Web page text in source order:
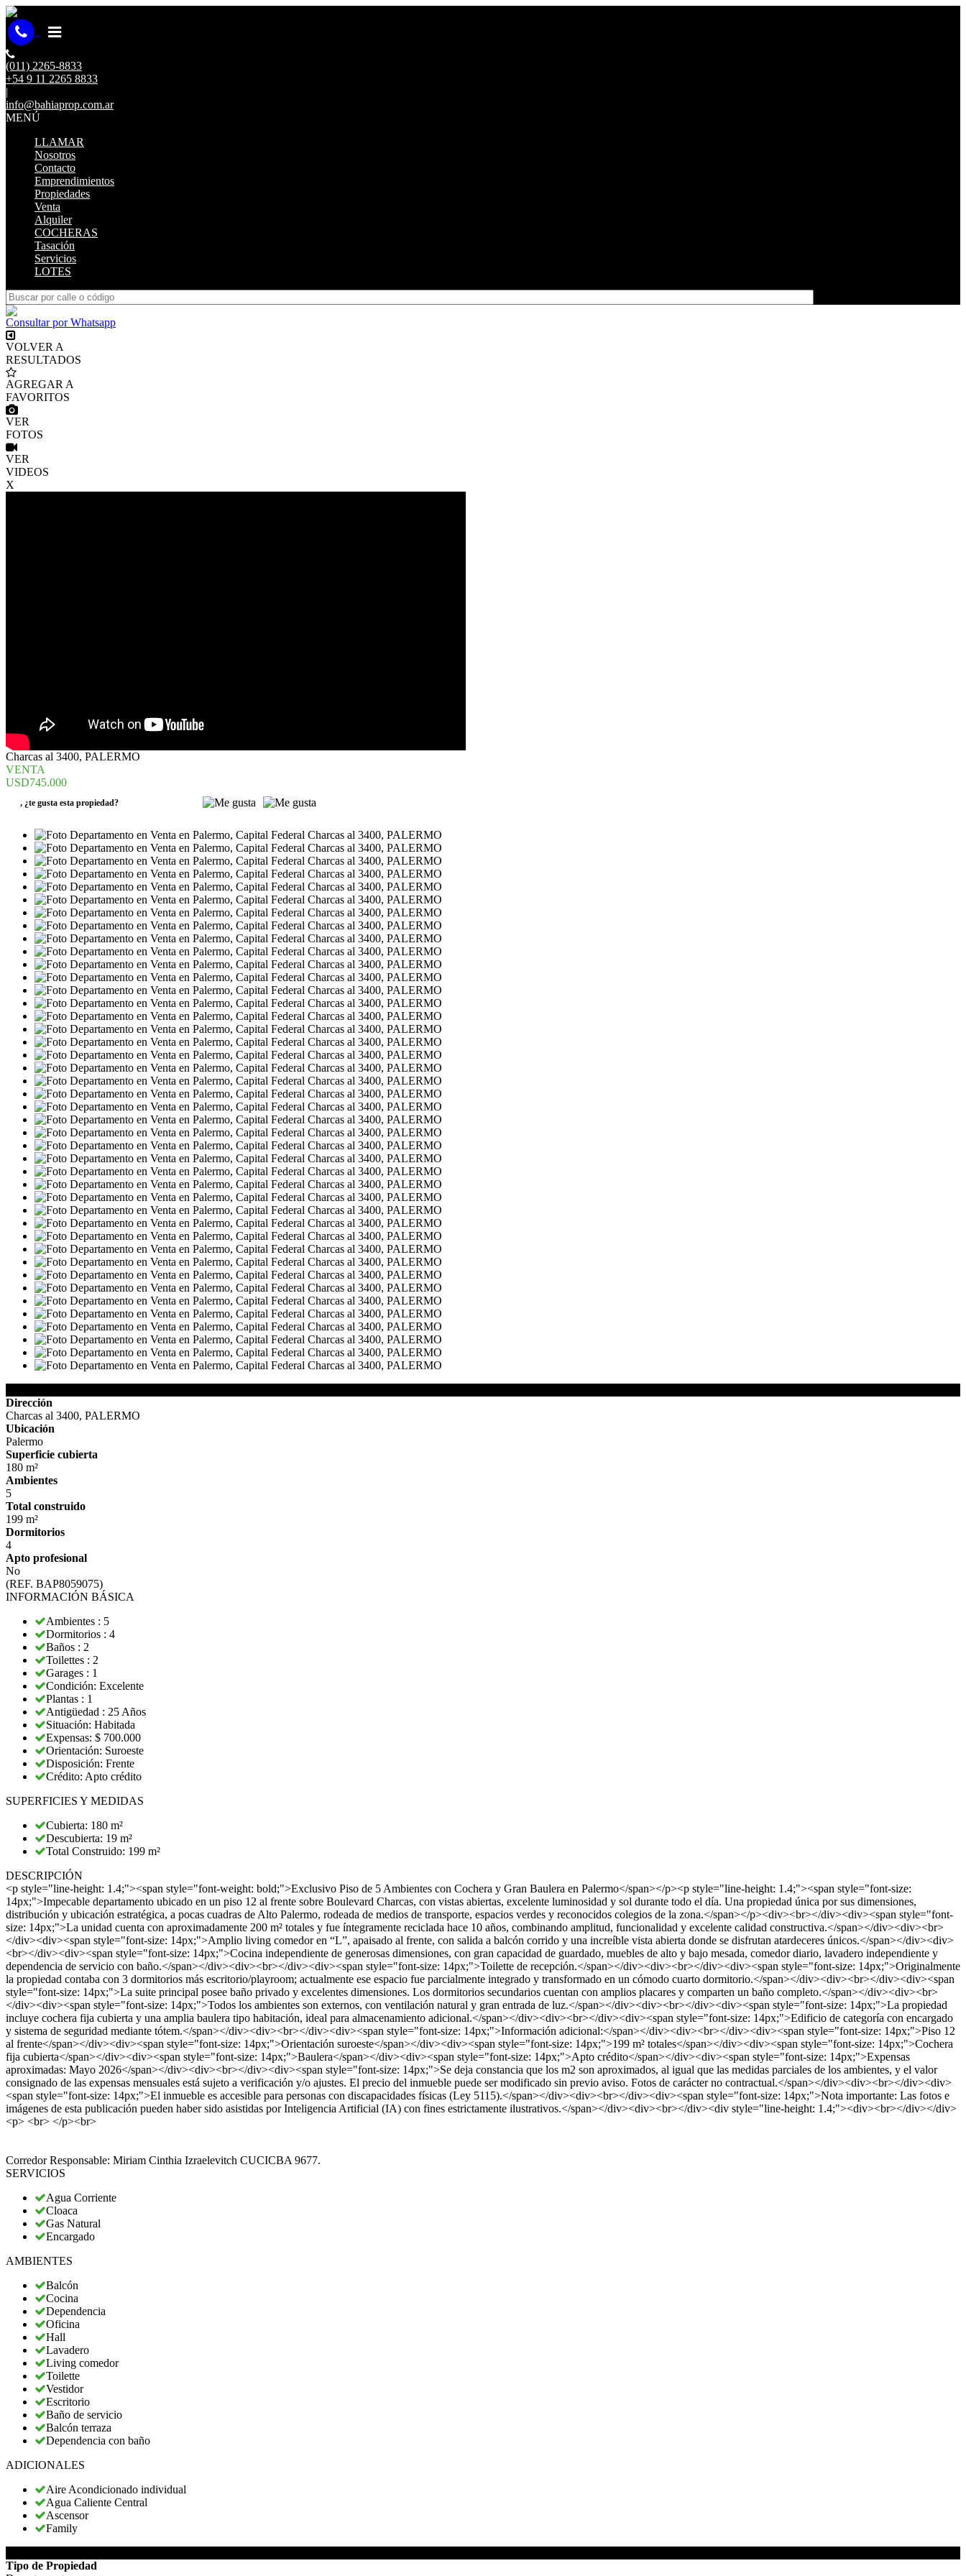
(011) 2265-8833
+54 9 11 2265 8833
|
info@bahiaprop.com.ar
MENÚ
LLAMAR
Nosotros
Contacto
Emprendimientos
Propiedades
Venta
Alquiler
COCHERAS
Tasación
Servicios
LOTES
Consultar por Whatsapp
VOLVER A
RESULTADOS
AGREGAR A
FAVORITOS
VER
FOTOS
VER
VIDEOS
X
Charcas al 3400, PALERMO
VENTA
USD745.000
, ¿te gusta esta propiedad?
Dirección
Charcas al 3400, PALERMO
Ubicación
Palermo
Superficie cubierta
180 m²
Ambientes
5
Total construido
199 m²
Dormitorios
4
Apto profesional
No
(REF. BAP8059075)
INFORMACIÓN BÁSICA
Ambientes : 5
Dormitorios : 4
Baños : 2
Toilettes : 2
Garages : 1
Condición: Excelente
Plantas : 1
Antigüedad : 25 Años
Situación: Habitada
Expensas: $ 700.000
Orientación: Suroeste
Disposición: Frente
Crédito: Apto crédito
SUPERFICIES Y MEDIDAS
Cubierta: 180 m²
Descubierta: 19 m²
Total Construido: 199 m²
DESCRIPCIÓN
<p style="line-height: 1.4;"><span style="font-weight: bold;">Exclusivo Piso de 5 Ambientes con Cochera y Gran Baulera en Palermo</span></p><p style="line-height: 1.4;"><span style="font-size:
14px;">Impecable departamento ubicado en un piso 12 al frente sobre Boulevard Charcas, con vistas abiertas, excelente luminosidad y sol durante todo el día. Una propiedad única por sus dimensiones,
distribución y ubicación estratégica, a pocas cuadras de Alto Palermo, rodeada de medios de transporte, espacios verdes y reconocidos colegios de la zona.</span></p><div><br></div><div><span style="font-
size: 14px;">La unidad cuenta con aproximadamente 200 m² totales y fue íntegramente reciclada hace 10 años, combinando amplitud, funcionalidad y excelente calidad constructiva.</span></div><div><br>
</div><div><span style="font-size: 14px;">Amplio living comedor en “L”, apaisado al frente, con salida a balcón corrido y una increíble vista abierta donde se disfrutan atardeceres únicos.</span></div><div>
<br></div><div><span style="font-size: 14px;">Cocina independiente de generosas dimensiones, con gran capacidad de guardado, muebles de alto y bajo mesada, comedor diario, lavadero independiente y
dependencia de servicio con baño.</span></div><div><br></div><div><span style="font-size: 14px;">Toilette de recepción.</span></div><div><br></div><div><span style="font-size: 14px;">Originalmente
la propiedad contaba con 3 dormitorios más escritorio/playroom; actualmente ese espacio fue parcialmente integrado y transformado en un cómodo cuarto dormitorio.</span></div><div><br></div><div><span
style="font-size: 14px;">La suite principal posee baño privado y excelentes dimensiones. Los dormitorios secundarios cuentan con amplios placares y comparten un baño completo.</span></div><div><br>
</div><div><span style="font-size: 14px;">Todos los ambientes son externos, con ventilación natural y gran entrada de luz.</span></div><div><br></div><div><span style="font-size: 14px;">La propiedad
incluye cochera fija cubierta y una amplia baulera tipo habitación, ideal para almacenamiento adicional.</span></div><div><br></div><div><span style="font-size: 14px;">Edificio de categoría con encargado
y sistema de seguridad mediante tótem.</span></div><div><br></div><div><span style="font-size: 14px;">Información adicional:</span></div><div><br></div><div><span style="font-size: 14px;">Piso 12
al frente</span></div><div><span style="font-size: 14px;">Orientación suroeste</span></div><div><span style="font-size: 14px;">199 m² totales</span></div><div><span style="font-size: 14px;">Cochera
fija cubierta</span></div><div><span style="font-size: 14px;">Baulera</span></div><div><span style="font-size: 14px;">Apto crédito</span></div><div><span style="font-size: 14px;">Expensas
aproximadas: Mayo 2026</span></div><div><br></div><div><span style="font-size: 14px;">Se deja constancia que los m2 son aproximados, al igual que las medidas parciales de los ambientes, y el valor
consignado de las expensas mensuales está sujeto a verificación y/o ajustes. El precio del inmueble puede ser modificado sin previo aviso. Fotos de carácter no contractual.</span></div><div><br></div><div>
<span style="font-size: 14px;">El inmueble es accesible para personas con discapacidades físicas (Ley 5115).</span></div><div><br></div><div><span style="font-size: 14px;">Nota importante: Las fotos e
imágenes de esta publicación pueden haber sido asistidas por Inteligencia Artificial (IA) con fines estrictamente ilustrativos.</span></div><div><br></div><div style="line-height: 1.4;"><div><br></div></div>
<p> <br> </p><br>
Corredor Responsable: Miriam Cinthia Izraelevitch CUCICBA 9677.
SERVICIOS
Agua Corriente
Cloaca
Gas Natural
Encargado
AMBIENTES
Balcón
Cocina
Dependencia
Oficina
Hall
Lavadero
Living comedor
Toilette
Vestidor
Escritorio
Baño de servicio
Balcón terraza
Dependencia con baño
ADICIONALES
Aire Acondicionado individual
Agua Caliente Central
Ascensor
Family
Tipo de Propiedad